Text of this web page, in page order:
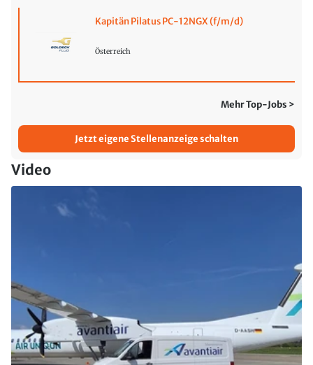
Kapitän Pilatus PC-12NGX (f/m/d)
Österreich
Mehr Top-Jobs >
Jetzt eigene Stellenanzeige schalten
Video